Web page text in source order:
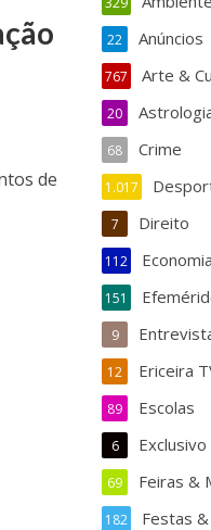
de
Anúncios
22
Arte &
767
20
Crime
68
1.017
Direito
7
Economia
112
151
9
Ericeira
12
Escolas
89
6
Feiras &
69
Festas
182